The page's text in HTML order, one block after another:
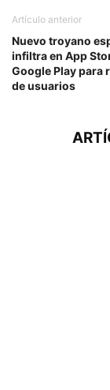
Artículo anterior
Nuevo troyano
infiltra en App
Google Play para
de usuarios